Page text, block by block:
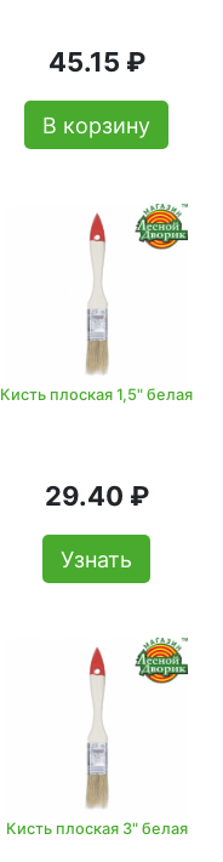
45.15 ₽
В корзину
Кисть плоская 1,5" белая
29.40 ₽
Узнать
Кисть плоская 3" белая